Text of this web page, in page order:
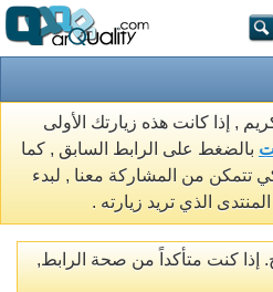
, إذا كانت هذه زيارتك الأولى
بالضغط على الرابط السابق , كما
تتمكن من المشاركة معنا , لبدء
الذي تريد زيارته .
إذا كنت متأكداً من صحة الرابط,